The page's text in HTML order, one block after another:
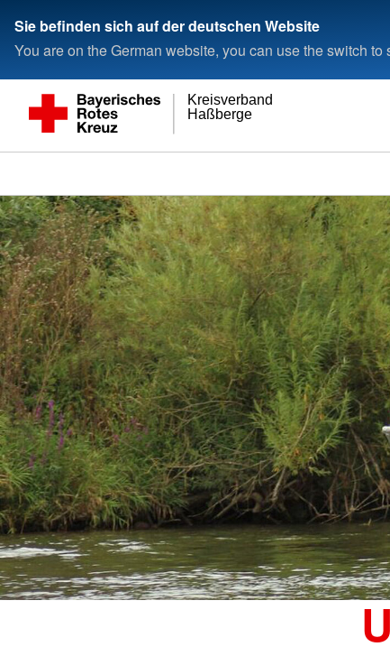
Sie befinden sich auf der deutschen Website
You are on the German website, you can use the switch
Haßberge
Kreisverband